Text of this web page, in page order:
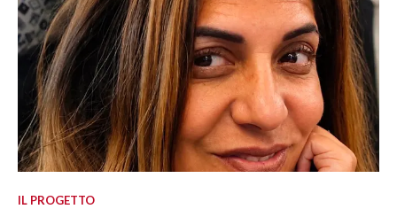
IL PROGETTO